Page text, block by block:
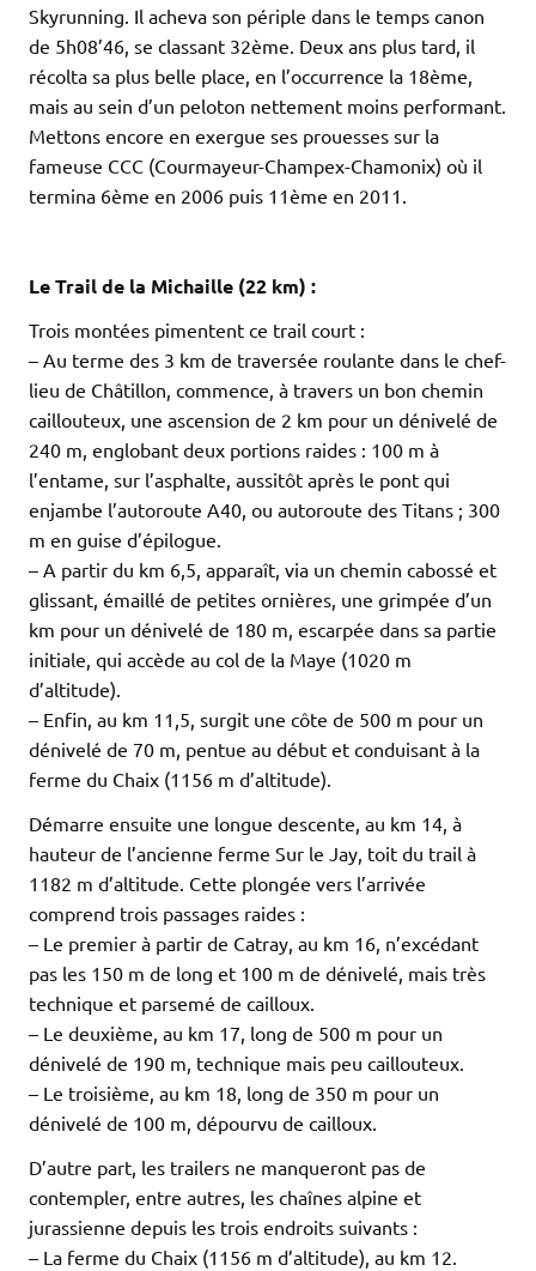
Skyrunning. Il acheva son périple dans le temps canon
de 5h08’46, se classant 32ème. Deux ans plus tard, il
récolta sa plus belle place, en l’occurrence la 18ème,
mais au sein d’un peloton nettement moins performant.
Mettons encore en exergue ses prouesses sur la
fameuse CCC (Courmayeur-Champex-Chamonix) où il
termina 6ème en 2006 puis 11ème en 2011.
Le Trail de la Michaille (22 km) :
Trois montées pimentent ce trail court :
– Au terme des 3 km de traversée roulante dans le chef-
lieu de Châtillon, commence, à travers un bon chemin
caillouteux, une ascension de 2 km pour un dénivelé de
240 m, englobant deux portions raides : 100 m à
l’entame, sur l’asphalte, aussitôt après le pont qui
enjambe l’autoroute A40, ou autoroute des Titans ; 300
m en guise d’épilogue.
– A partir du km 6,5, apparaît, via un chemin cabossé et
glissant, émaillé de petites ornières, une grimpée d’un
km pour un dénivelé de 180 m, escarpée dans sa partie
initiale, qui accède au col de la Maye (1020 m
d’altitude).
– Enfin, au km 11,5, surgit une côte de 500 m pour un
dénivelé de 70 m, pentue au début et conduisant à la
ferme du Chaix (1156 m d’altitude).
Démarre ensuite une longue descente, au km 14, à
hauteur de l’ancienne ferme Sur le Jay, toit du trail à
1182 m d’altitude. Cette plongée vers l’arrivée
comprend trois passages raides :
– Le premier à partir de Catray, au km 16, n’excédant
pas les 150 m de long et 100 m de dénivelé, mais très
technique et parsemé de cailloux.
– Le deuxième, au km 17, long de 500 m pour un
dénivelé de 190 m, technique mais peu caillouteux.
– Le troisième, au km 18, long de 350 m pour un
dénivelé de 100 m, dépourvu de cailloux.
D’autre part, les trailers ne manqueront pas de
contempler, entre autres, les chaînes alpine et
jurassienne depuis les trois endroits suivants :
– La ferme du Chaix (1156 m d’altitude), au km 12.